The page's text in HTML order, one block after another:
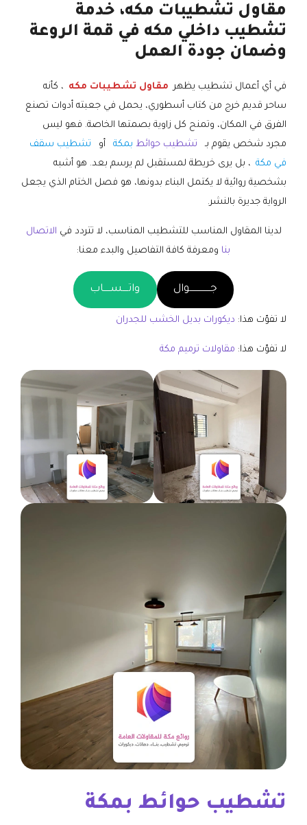
مقاول تشطيبات مكه، خدمة
تشطيب داخلي مكه في قمة الروعة
وضمان جودة العمل
في أي أعمال تشطيب يظهر مقاول تشطيبات مكه ، كأنه
ساحر قديم خرج من كتاب أسطوري، يحمل في جعبته أدوات تصنع
الفرق في المكان، وتمنح كل زاوية بصمتها الخاصة. فهو ليس
مجرد شخص يقوم بـ
تشطيب حوائط بمكة أو
تشطيب سقف
في مكة ، بل يرى خريطة لمستقبل لم يرسم بعد. هو أشبه
بشخصية روائية لا يكتمل البناء بدونها، هو فصل الختام الذي يجعل
الرواية جديرة بالنشر.
لدينا المقاول المناسب للتشطيب المناسب، لا تتردد في الاتصال
بنا ومعرفة كافة التفاصيل والبدء معنا:
جـــــــــــــــوال واتــــســـــاب
لا تفوّت هذا: ديكورات بديل الخشب للجدران
لا تفوّت هذا: مقاولات ترميم مكة
تشطيب حوائط بمكة